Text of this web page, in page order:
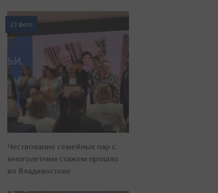
23 фото
Чествование семейных пар с
многолетним стажем прошло
во Владивостоке